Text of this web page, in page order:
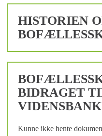
HISTORIEN
BIDRAGET
Kunne ikke hente